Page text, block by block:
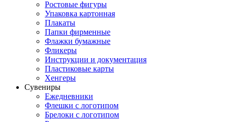
Ростовые фигуры
Упаковка картонная
Плакаты
Папки фирменные
Флажки бумажные
Фликеры
Инструкции и документация
Пластиковые карты
Хенгеры
Сувениры
Ежедневники
Флешки с логотипом
Брелоки с логотипом